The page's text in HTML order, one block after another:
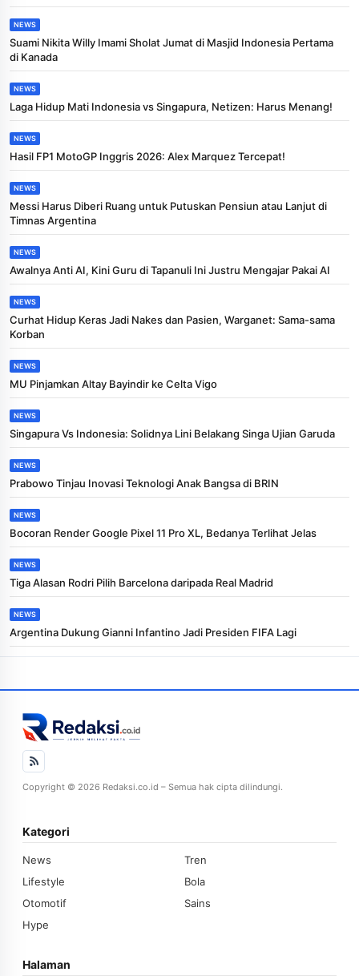
NEWS
Suami Nikita Willy Imami Sholat Jumat di Masjid Indonesia Pertama
di Kanada
NEWS
Laga Hidup Mati Indonesia vs Singapura, Netizen: Harus Menang!
NEWS
Hasil FP1 MotoGP Inggris 2026: Alex Marquez Tercepat!
NEWS
Messi Harus Diberi Ruang untuk Putuskan Pensiun atau Lanjut di
Timnas Argentina
NEWS
Awalnya Anti AI, Kini Guru di Tapanuli Ini Justru Mengajar Pakai AI
NEWS
Curhat Hidup Keras Jadi Nakes dan Pasien, Warganet: Sama-sama
Korban
NEWS
MU Pinjamkan Altay Bayindir ke Celta Vigo
NEWS
Singapura Vs Indonesia: Solidnya Lini Belakang Singa Ujian Garuda
NEWS
Prabowo Tinjau Inovasi Teknologi Anak Bangsa di BRIN
NEWS
Bocoran Render Google Pixel 11 Pro XL, Bedanya Terlihat Jelas
NEWS
Tiga Alasan Rodri Pilih Barcelona daripada Real Madrid
NEWS
Argentina Dukung Gianni Infantino Jadi Presiden FIFA Lagi
Copyright © 2026 Redaksi.co.id – Semua hak cipta dilindungi.
Kategori
News
Tren
Lifestyle
Bola
Otomotif
Sains
Hype
Halaman